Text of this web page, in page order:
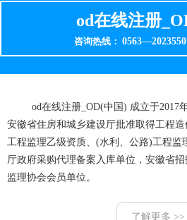
od在线注册
咨询热线： 0563—2023550
od在线注册_OD(中国) 成立于2017
安徽省住房和城乡建设厅批准取得工程
工程监理乙级资质、(水利、公路)工程监
厅政府采购代理备案入库单位，安徽省
监理协会会员单位。
了解更多 >>